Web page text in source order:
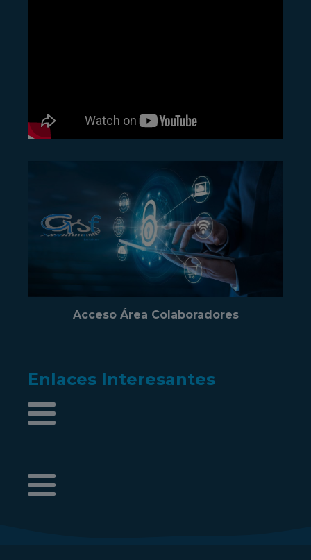
Acceso Área Colaboradores
Enlaces Interesantes